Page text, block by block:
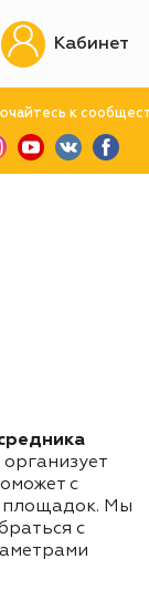
к
Кабинет
с
площадок. Мы
с